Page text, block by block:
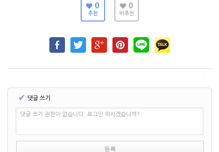
0
추천
0
비추천
✔ 댓글 쓰기
댓글 쓰기 권한이 없습니다. 로그인 하시겠습니까?